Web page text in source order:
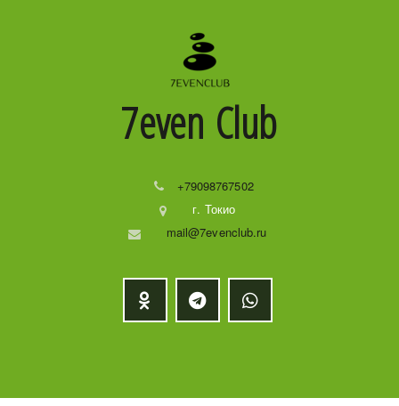
7even Club
+79098767502
г. Токио
mail@7evenclub.ru